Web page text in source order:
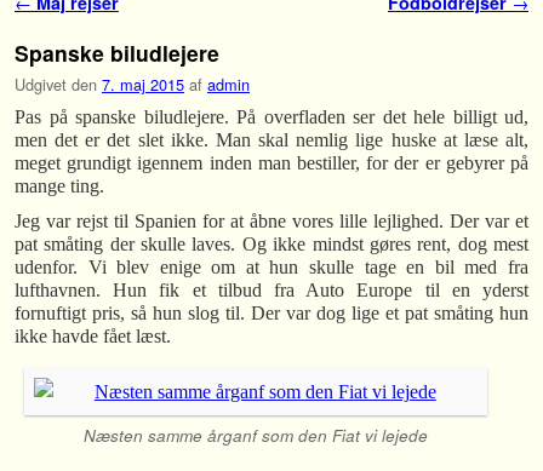
Spanske biludlejere
Udgivet den 7. maj 2015 af admin
Pas på spanske biludlejere. På overfladen ser det hele billigt ud,
men det er det slet ikke. Man skal nemlig lige huske at læse alt,
meget grundigt igennem inden man bestiller, for der er gebyrer på
mange ting.
Jeg var rejst til Spanien for at åbne vores lille lejlighed. Der var et
pat småting der skulle laves. Og ikke mindst gøres rent, dog mest
udenfor. Vi blev enige om at hun skulle tage en bil med fra
lufthavnen. Hun fik et tilbud fra Auto Europe til en yderst
fornuftigt pris, så hun slog til. Der var dog lige et pat småting hun
ikke havde fået læst.
Næsten samme årganf som den Fiat vi lejede